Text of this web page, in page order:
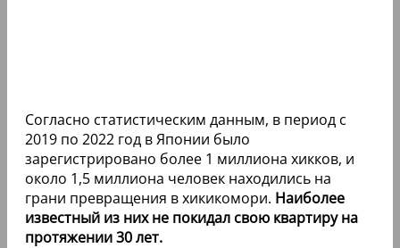
Согласно статистическим данным, в период с
2019 по 2022 год в Японии было
зарегистрировано более 1 миллиона хикков, и
около 1,5 миллиона человек находились на
грани превращения в хикикомори. Наиболее
известный из них не покидал свою квартиру на
протяжении 30 лет.